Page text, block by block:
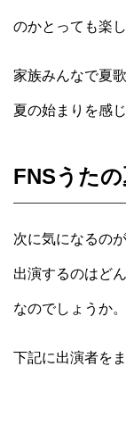
のかとっても楽
家族みんなで夏
夏の始まりを感
FNSうたの
次に気になるの
出演するのはど
なのでしょうか。
下記に出演者を